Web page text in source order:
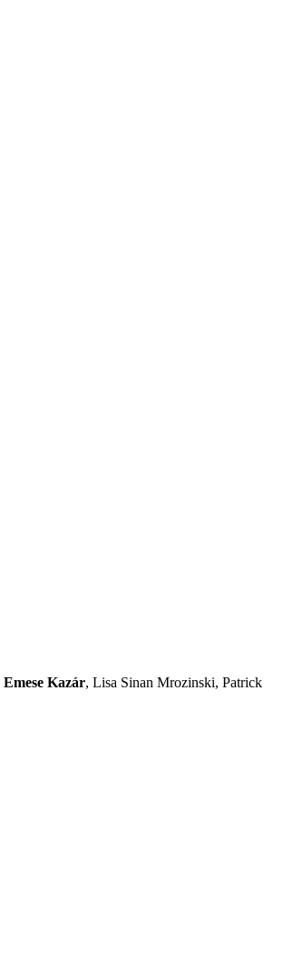
Emese Kazár, Lisa Sinan Mrozinski, Patrick